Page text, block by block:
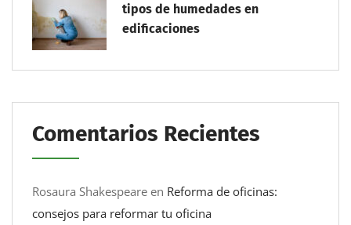
tipos de humedades en
edificaciones
Comentarios Recientes
Rosaura Shakespeare en Reforma de oficinas:
consejos para reformar tu oficina